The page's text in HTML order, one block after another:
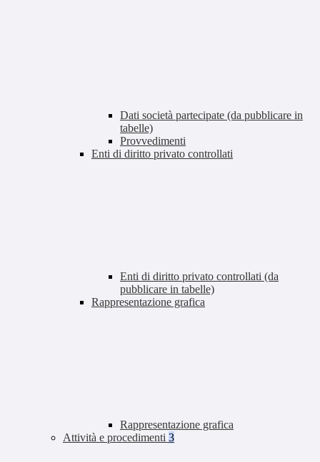
Dati società partecipate (da pubblicare in
tabelle)
Provvedimenti
Enti di diritto privato controllati
Enti di diritto privato controllati (da
pubblicare in tabelle)
Rappresentazione grafica
Rappresentazione grafica
Attività e procedimenti 3